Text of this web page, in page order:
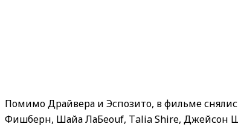
Помимо Драйвера и Эспозито, в фильме
Фишберн, Шайа ЛаБеouf, Тalia Shire, Джейсон